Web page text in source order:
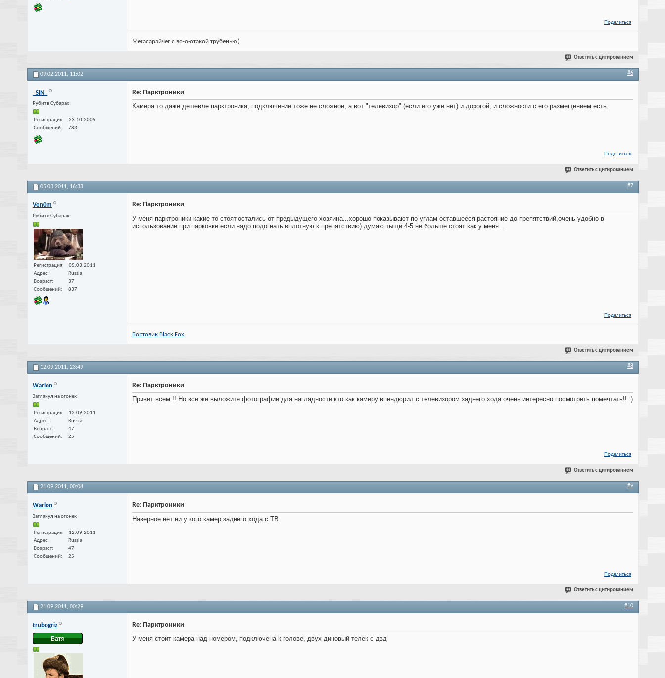
Поделиться
Мегасарайчег с во-о-отакой трубенью )
Ответить с цитированием
09.02.2011, 11:02 #6
_SIN_
Рубит в Субарах
Регистрация
23.10.2009
Сообщений
783
Re: Парктроники
Камера то даже дешевле парктроника, подключение тоже не сложное, а вот "телевизор" (если его уже нет) и дорогой, и сложности с его размещением есть.
Поделиться
Ответить с цитированием
05.03.2011, 16:33 #7
Ven0m
Рубит в Субарах
Регистрация
05.03.2011
Адрес
Russia
Возраст
37
Сообщений
837
Re: Парктроники
У меня парктроники какие то стоят,остались от предыдущего хозяина...хорошо показывают по углам оставшееся растояние до препятствий,очень удобно в
использование при парковке если надо подогнать вплотную к препятствию) думаю тыщи 4-5 не больше стоят как у меня...
Поделиться
Бортовик Black Fox
Ответить с цитированием
12.09.2011, 23:49 #8
Warlon
Заглянул на огонек
Регистрация
12.09.2011
Адрес
Russia
Возраст
47
Сообщений
25
Re: Парктроники
Привет всем !! Но все же выложите фотографии для наглядности кто как камеру впендюрил с телевизором заднего хода очень интересно посмотреть помечтать!! :)
Поделиться
Ответить с цитированием
21.09.2011, 00:08 #9
Warlon
Заглянул на огонек
Регистрация
12.09.2011
Адрес
Russia
Возраст
47
Сообщений
25
Re: Парктроники
Наверное нет ни у кого камер заднего хода с ТВ
Поделиться
Ответить с цитированием
21.09.2011, 00:29 #10
trubogriz
Re: Парктроники
У меня стоит камера над номером, подключена к голове, двух диновый телек с двд